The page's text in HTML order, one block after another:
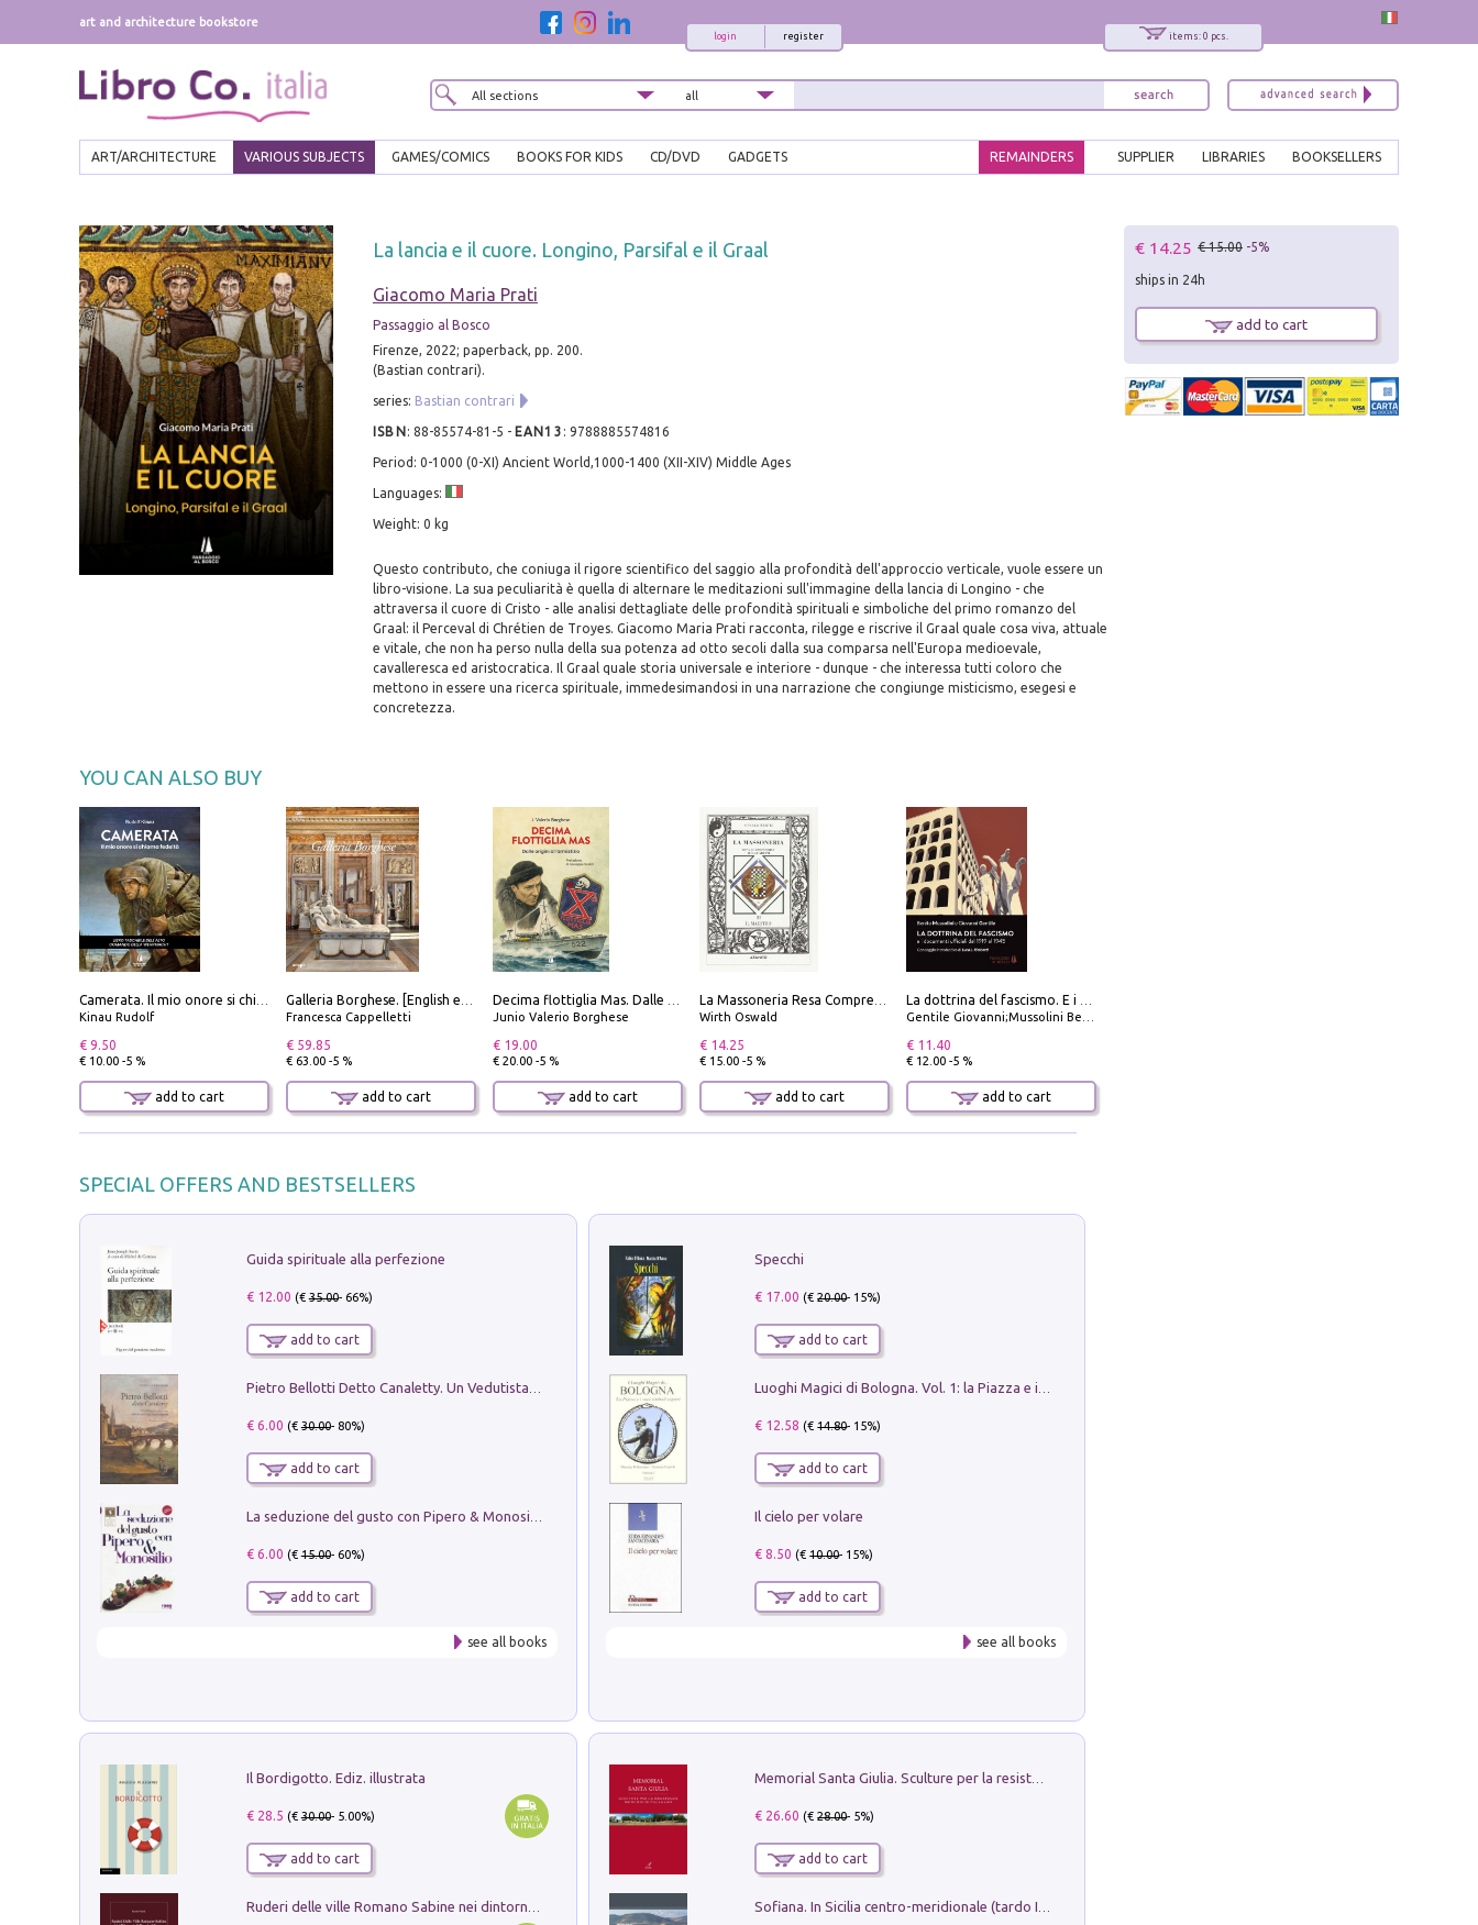
art and architecture bookstore
items: 0 pcs.
register
login
ART/ARCHITECTURE VARIOUS SUBJECTS GAMES/COMICS BOOKS FOR KIDS CD/DVD GADGETS BOOKSELLERS
LIBRARIES
SUPPLIER
REMAINDERS
La lancia e il cuore. Longino, Parsifal e il Graal
Giacomo Maria Prati
Passaggio al Bosco
Firenze, 2022; paperback, pp. 200.
(Bastian contrari).
series: Bastian contrari
ISBN : 88-85574-81-5 - EAN13 : 9788885574816
Period: 0-1000 (0-XI) Ancient World,1000-1400 (XII-XIV) Middle Ages
Languages:
Weight: 0 kg
Questo contributo, che coniuga il rigore scientifico del saggio alla profondità dell'approccio verticale, vuole essere un
libro-visione. La sua peculiarità è quella di alternare le meditazioni sull'immagine della lancia di Longino - che
attraversa il cuore di Cristo - alle analisi dettagliate delle profondità spirituali e simboliche del primo romanzo del
Graal: il Perceval di Chrétien de Troyes. Giacomo Maria Prati racconta, rilegge e riscrive il Graal quale cosa viva, attuale
e vitale, che non ha perso nulla della sua potenza ad otto secoli dalla sua comparsa nell'Europa medioevale,
cavalleresca ed aristocratica. Il Graal quale storia universale e interiore - dunque - che interessa tutti coloro che
mettono in essere una ricerca spirituale, immedesimandosi in una narrazione che congiunge misticismo, esegesi e
concretezza.
YOU CAN ALSO BUY
Kinau Rudolf
€ 9.50
€ 10.00 -5 %
add to cart
Francesca Cappelletti
€ 59.85
€ 63.00 -5 %
add to cart
Junio Valerio Borghese
€ 19.00
€ 20.00 -5 %
add to cart
Wirth Oswald
€ 14.25
€ 15.00 -5 %
add to cart
Gentile Giovanni;Mussolini Benito
€ 11.40
€ 12.00 -5 %
add to cart
SPECIAL OFFERS AND BESTSELLERS
Guida spirituale alla perfezione
€ 12.00 (€35.00- 66%)
add to cart
€ 6.00 (€30.00- 80%)
add to cart
€ 6.00 (€15.00- 60%)
add to cart
see all books
Specchi
€ 17.00 (€20.00- 15%)
add to cart
€ 12.58 (€14.80- 15%)
add to cart
Il cielo per volare
€ 8.50 (€10.00- 15%)
add to cart
see all books
Il Bordigotto. Ediz. illustrata
€ 28.5 (€30.00- 5.00%)
add to cart
€ 26.60 (€28.00- 5%)
add to cart
€ 14.25 € 15.00 -5%
ships in 24h
add to cart
x
Interessato ai nostri libri?
Sarai informato delle nostre novità, potrai
comunque cancellarti quando desideri.
modulo di iscrizione